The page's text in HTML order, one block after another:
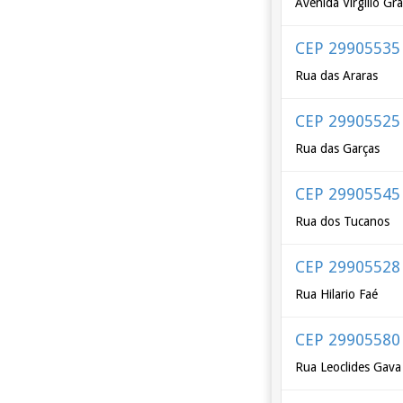
CEP 29905535
Rua das Araras
CEP 29905525
Rua das Garças
CEP 29905545
Rua dos Tucanos
CEP 29905528
Rua Hilario Faé
CEP 29905580
Rua Leoclides Gava